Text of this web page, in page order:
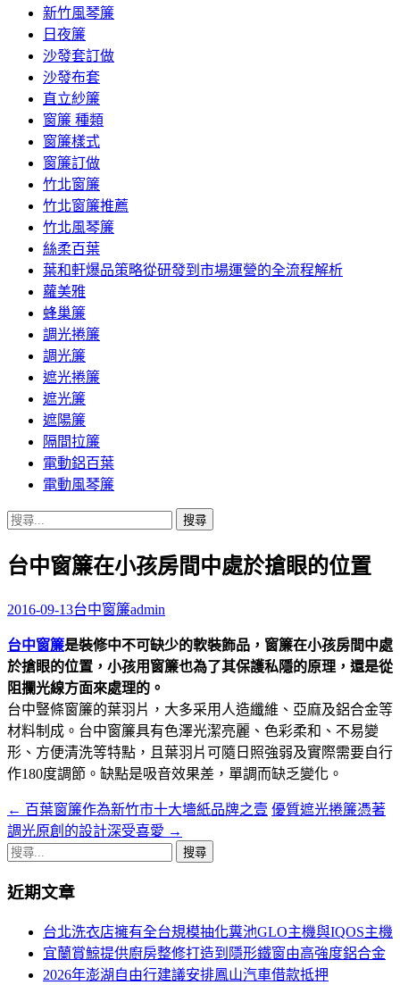
新竹風琴簾
日夜簾
沙發套訂做
沙發布套
直立紗簾
窗簾 種類
窗簾樣式
窗簾訂做
竹北窗簾
竹北窗簾推薦
竹北風琴簾
絲柔百葉
葉和軒爆品策略從研發到市場運營的全流程解析
蘿美雅
蜂巢簾
調光捲簾
調光簾
遮光捲簾
遮光簾
遮陽簾
隔間拉簾
電動鋁百葉
電動風琴簾
搜
關
字:
台中窗簾在小孩房間中處於搶眼的位置
2016-09-13台中窗簾admin
台中窗簾是裝修中不可缺少的軟裝飾品，窗簾在小孩房間中處
於搶眼的位置，小孩用窗簾也為了其保護私隱的原理，還是從
阻攔光線方面來處理的。
台中豎條窗簾的葉羽片，大多采用人造纖維、亞麻及鋁合金等
材料制成。台中窗簾具有色澤光潔亮麗、色彩柔和、不易變
形、方便清洗等特點，且葉羽片可隨日照強弱及實際需要自行
作180度調節。缺點是吸音效果差，單調而缺乏變化。
文
章
航
← 百葉窗簾作為新竹市十大墻紙品牌之壹 優質遮光捲簾憑著
調光原創的設計深受喜愛 →
搜
關
近期文章
台北洗衣店擁有全台規模抽化糞池GLO主機與IQOS主機
宜蘭賞鯨提供廚房整修打造到隱形鐵窗由高強度鋁合金
2026年澎湖自由行建議安排鳳山汽車借款抵押